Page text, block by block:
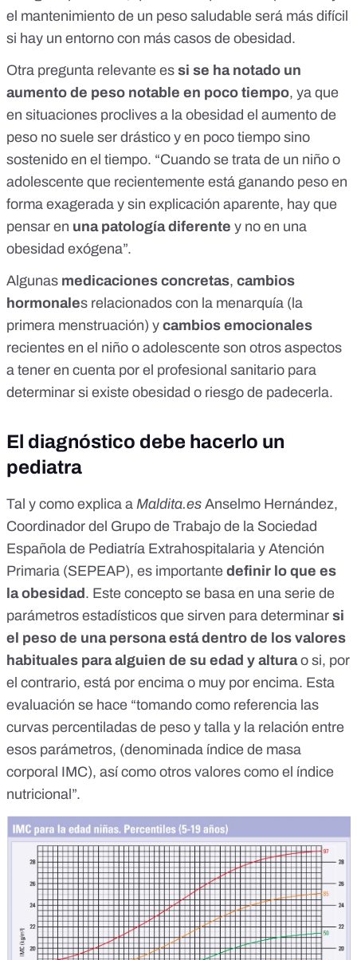
el mantenimiento de un peso saludable será más difícil
si hay un entorno con más casos de obesidad.
Otra pregunta relevante es si se ha notado un
aumento de peso notable en poco tiempo, ya que
en situaciones proclives a la obesidad el aumento de
peso no suele ser drástico y en poco tiempo sino
sostenido en el tiempo. “Cuando se trata de un niño o
adolescente que recientemente está ganando peso en
forma exagerada y sin explicación aparente, hay que
pensar en una patología diferente y no en una
obesidad exógena”.
Algunas medicaciones concretas, cambios
hormonales relacionados con la menarquía (la
primera menstruación) y cambios emocionales
recientes en el niño o adolescente son otros aspectos
a tener en cuenta por el profesional sanitario para
determinar si existe obesidad o riesgo de padecerla.
El diagnóstico debe hacerlo un
pediatra
Tal y como explica a Maldita.es Anselmo Hernández,
Coordinador del Grupo de Trabajo de la Sociedad
Española de Pediatría Extrahospitalaria y Atención
Primaria (SEPEAP), es importante definir lo que es
la obesidad . Este concepto se basa en una serie de
parámetros estadísticos que sirven para determinar si
el peso de una persona está dentro de los valores
habituales para alguien de su edad y alturao si, por
el contrario, está por encima o muy por encima. Esta
evaluación se hace “tomando como referencia las
curvas percentiladas de peso y talla y la relación entre
esos parámetros, (denominada índice de masa
corporal IMC), así como otros valores como el índice
nutricional”.